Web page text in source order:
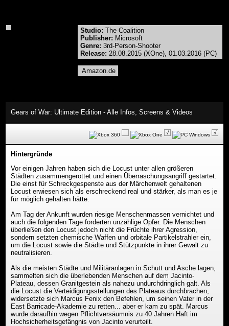
Studio: The Coalition
Publisher: Microsoft
Genre: 3rd-Person-Shooter
Release: 28.08.2015 (XOne), 01.03.2016 (PC)
Amazon.de
Gears of War: Ultimate Edition - Alle Infos, Screens & Videos
√ √
Hintergründe
Vor einigen Jahren haben sich die Locust unter allen größeren
Städten zusammengerottet und einen Überraschungsangriff gestartet.
Die einst für Schreckgespenste aus der Märchenwelt gehaltenen
Locust erwiesen sich als erschreckend real und stärker, als man es je
für möglich gehalten hätte.
Am Tag der Ankunft wurden riesige Menschenmassen vernichtet und
auch die folgenden Tage forderten unzählige Opfer. Die Menschen
überließen den Locust jedoch nicht die Früchte ihrer Agression,
sondern setzten chemische Waffen und orbitale Partikelstrahler ein,
um die Locust sowie die Städte und Stützpunkte in ihrer Gewalt zu
neutralisieren.
Als die meisten Städte und Militäranlagen in Schutt und Asche lagen,
sammelten sich die überlebenden Menschen auf dem Jacinto-
Plateau, dessen Granitgestein als nahezu undurchdringlich galt. Als
die Locust die Verteidigungsstellungen des Plateaus durchbrachen,
widersetzte sich Marcus Fenix den Befehlen, um seinen Vater in der
East Barricade-Akademie zu retten... aber er kam zu spät. Marcus
wurde daraufhin wegen Pflichtversäumnis zu 40 Jahren Haft im
Hochsicherheitsgefängnis von Jacinto verurteilt.